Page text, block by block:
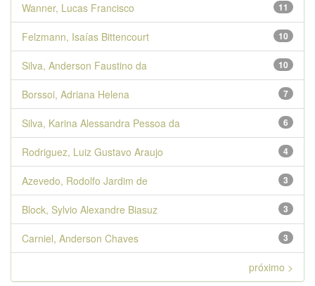
11
Wanner, Lucas Francisco
10
Felzmann, Isaías Bittencourt
10
Silva, Anderson Faustino da
7
Borssoi, Adriana Helena
6
Silva, Karina Alessandra Pessoa da
4
Rodriguez, Luiz Gustavo Araujo
3
Azevedo, Rodolfo Jardim de
3
Block, Sylvio Alexandre Biasuz
3
Carniel, Anderson Chaves
próximo >